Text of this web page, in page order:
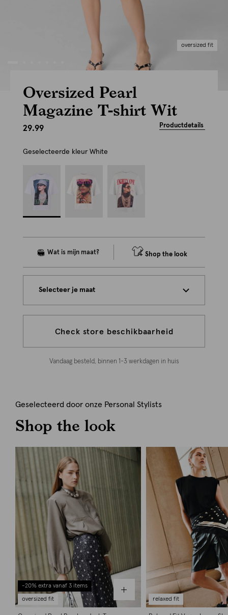
oversized fit
Oversized Pearl
Magazine T-shirt Wit
29.99 Productdetails
Geselecteerde kleur White
Shop the look
Selecteer je maat
Check store beschikbaarheid
Vandaag besteld, binnen 1-3 werkdagen in huis
Geselecteerd door onze Personal Stylists
Shop the look
-20% extra vanaf 3 items
oversized fit relaxed fit